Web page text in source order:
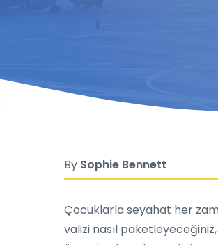
By Sophie Bennett
Çocuklarla seyahat her
valizi nasıl